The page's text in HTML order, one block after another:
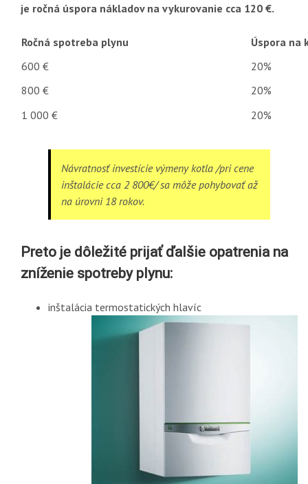
je ročná úspora nákladov na vykurovanie cca 120 €.
Ročná spotreba plynu
Úspora na
600 €
20%
800 €
20%
1 000 €
20%
Návratnosť investície výmeny kotla /pri cene
inštalácie cca 2 800€/ sa môže pohybovať až
na úrovni 18 rokov.
Preto je dôležité prijať ďalšie opatrenia na
zníženie spotreby plynu:
inštalácia termostatických hlavíc